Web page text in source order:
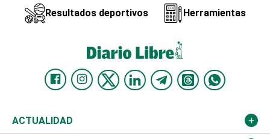
Resultados deportivos Herramientas
ACTUALIDAD